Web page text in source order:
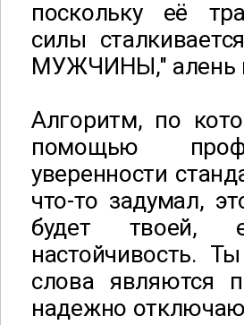
поскольку её
силы
МУЖЧИНЫ," алень и
Алгоритм, по
помощью
уверенности
что-то задумал,
будет твоей,
настойчивость.
слова являются
надежно